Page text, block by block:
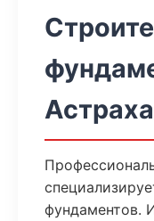
фундаментов.